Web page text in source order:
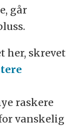
går
her, skrevet
raskere
vanskelig